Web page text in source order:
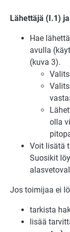
Lähettäjä (I.1)
Hae
avulla
(kuva 3).
olla
Voit lisätä
Suosikit
Jos toimijaa ei
tarkista
lisää